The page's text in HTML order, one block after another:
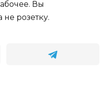
Вы
розетку.